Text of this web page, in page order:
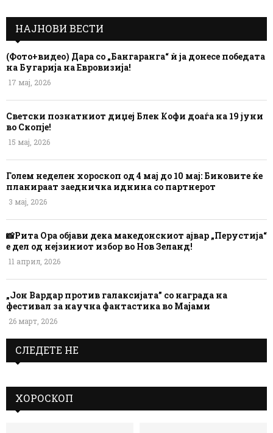
НАЈНОВИ ВЕСТИ
(Фото+видео) Дара со „Бангаранга“ ѝ ја донесе победата
на Бугарија на Евровизија!
17 мај, 2026
Светски познатниот диџеј Блек Кофи доаѓа на 19 јуни
во Скопје!
15 мај, 2026
Голем неделен хороскоп од 4 мај до 10 мај: Биковите ќе
планираат заедничка иднина со партнерот
3 мај, 2026
📸Рита Ора објави дека македонскиот ајвар „Перустија“
е дел од нејзиниот избор во Нов Зеланд!
11 април, 2026
„Јон Вардар против галаксијата” со награда на
фестивал за научна фантастика во Мајами
26 март, 2026
СЛЕДЕТЕ НЕ
ХОРОСКОП